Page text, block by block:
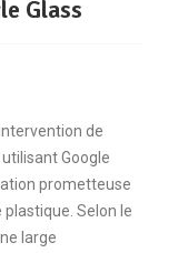
Glass
de
Google
prometteuse
Selon le
large